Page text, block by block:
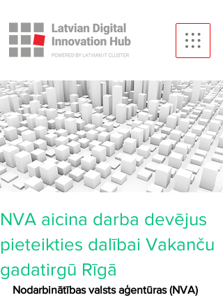
NVA aicina darba devējus
pieteikties dalībai Vakanču
gadatirgū Rīgā
Nodarbinātības valsts aģentūras (NVA)